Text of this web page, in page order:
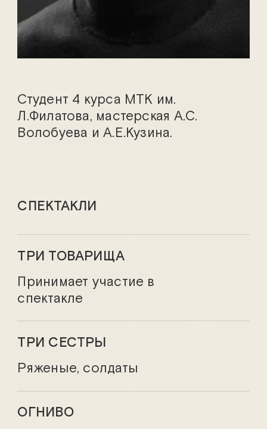
Александр Вдовин
Студент 4 курса МТК им.
Л.Филатова, мастерская А.С.
Волобуева и А.Е.Кузина.
СПЕКТАКЛИ
ТРИ ТОВАРИЩА
Принимает участие в
спектакле
ТРИ СЕСТРЫ
Ряженые, солдаты
ОГНИВО